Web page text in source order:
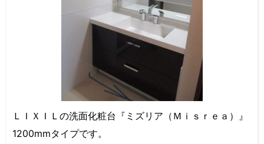
ＬＩＸＩＬの洗面化粧台『ミズリア（Ｍｉｓｒｅａ）』
1200mmタイプです。